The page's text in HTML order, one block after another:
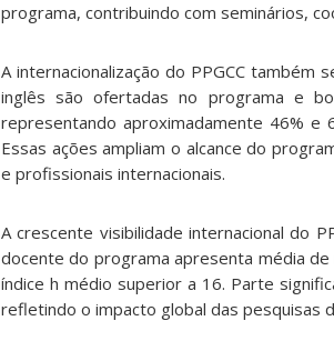
programa, contribuindo com seminários,
A internacionalização do PPGCC também
inglês são ofertadas no programa e
representando aproximadamente 46% e
Essas ações ampliam o alcance do
e profissionais internacionais.
A crescente visibilidade internacional do
docente do programa apresenta média
índice h médio superior a 16. Parte
refletindo o impacto global das pesquisas